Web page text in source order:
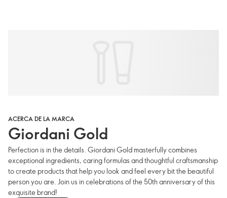
ACERCA DE LA MARCA
Giordani Gold
Perfection is in the details. Giordani Gold masterfully combines
exceptional ingredients, caring formulas and thoughtful craftsmanship
to create products that help you look and feel every bit the beautiful
person you are. Join us in celebrations of the 50th anniversary of this
exquisite brand!